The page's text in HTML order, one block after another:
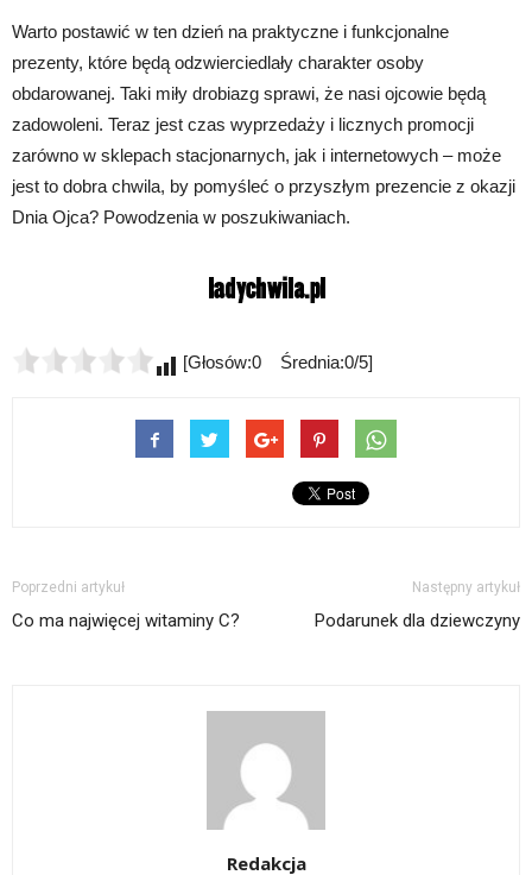
Warto postawić w ten dzień na praktyczne i funkcjonalne
prezenty, które będą odzwierciedlały charakter osoby
obdarowanej. Taki miły drobiazg sprawi, że nasi ojcowie będą
zadowoleni. Teraz jest czas wyprzedaży i licznych promocji
zarówno w sklepach stacjonarnych, jak i internetowych – może
jest to dobra chwila, by pomyśleć o przyszłym prezencie z okazji
Dnia Ojca? Powodzenia w poszukiwaniach.
[Głosów:0 Średnia:0/5]
Poprzedni artykuł
Co ma najwięcej witaminy C?
Następny artykuł
Podarunek dla dziewczyny
Redakcja